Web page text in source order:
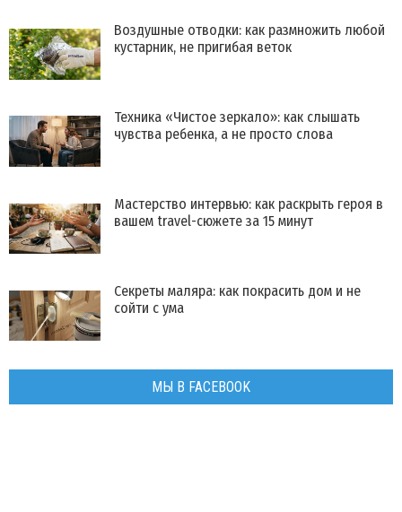
Воздушные отводки: как размножить любой
кустарник, не пригибая веток
Техника «Чистое зеркало»: как слышать
чувства ребенка, а не просто слова
Мастерство интервью: как раскрыть героя в
вашем travel-сюжете за 15 минут
Секреты маляра: как покрасить дом и не
сойти с ума
МЫ В FACEBOOK